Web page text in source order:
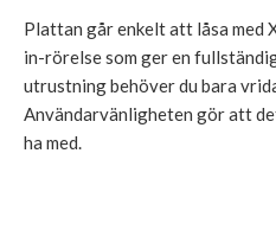
Plattan går enkelt att låsa med
in-rörelse som ger en
utrustning behöver du bara
Användarvänligheten gör att
ha med.